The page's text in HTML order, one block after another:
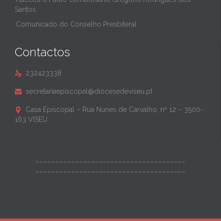
Santos
Comunicado do Conselho Presbiteral
Contactos
 232423338
 secretariaepiscopal@diocesedeviseu.pt

Casa Episcopal – Rua Nunes de Carvalho, nº 12 – 3500-
163 VISEU